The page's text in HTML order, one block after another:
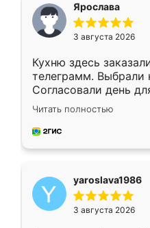
Ярослава
3 августа 2026
Кухню здесь
телеграмм. Выбрали
Согласовали день
недели кухня была
довольны работой.
мебель за
Читать полностью
yaroslava1986
3 августа 2026